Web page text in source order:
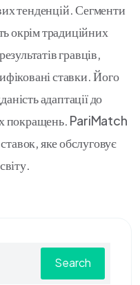
тенденцій. Сегменти
окрім традиційних
гравців,
ставки. Його
адаптації до
покращень. PariMatch
яке обслуговує
Search